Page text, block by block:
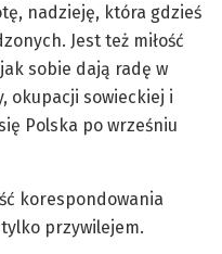
nadzieję, która gdzieś
Jest też miłość
sobie dają radę w
okupacji sowieckiej i
Polska po wrześniu
korespondowania
przywilejem.